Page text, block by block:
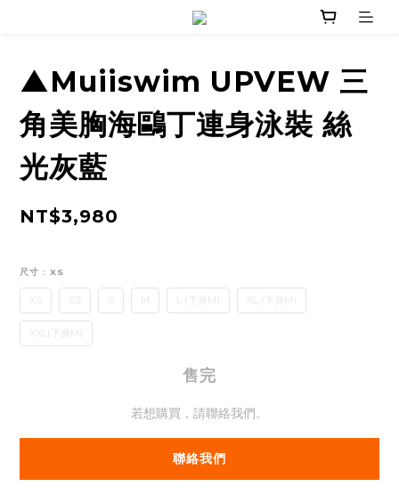
▲Muiiswim UPVEW 三
角美胸海鷗丁連身泳裝 絲
光灰藍
NT$3,980
尺寸 : XS
XS M L (下身M) XL (下身M)
XXL(下身M)
售完
若想購買，請聯絡我們。
聯絡我們